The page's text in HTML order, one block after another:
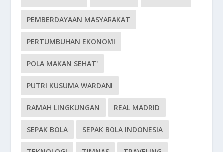
PEMBERDAYAAN MASYARAKAT
PERTUMBUHAN EKONOMI
POLA MAKAN SEHAT'
PUTRI KUSUMA WARDANI
RAMAH LINGKUNGAN REAL MADRID
SEPAK BOLA SEPAK BOLA INDONESIA